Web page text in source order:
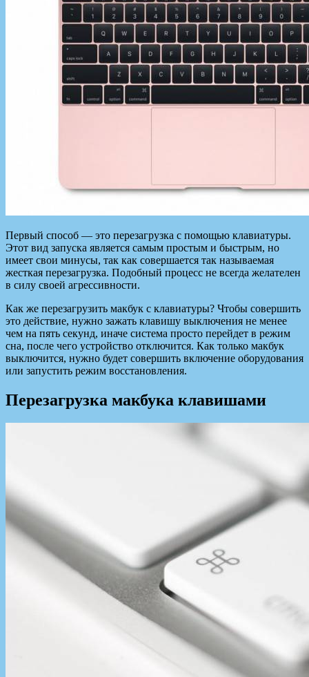
Первый способ — это перезагрузка с помощью клавиатуры.
Этот вид запуска является самым простым и быстрым, но
имеет свои минусы, так как совершается так называемая
жесткая перезагрузка. Подобный процесс не всегда желателен
в силу своей агрессивности.
Как же перезагрузить макбук с клавиатуры? Чтобы совершить
это действие, нужно зажать клавишу выключения не менее
чем на пять секунд, иначе система просто перейдет в режим
сна, после чего устройство отключится. Как только макбук
выключится, нужно будет совершить включение оборудования
или запустить режим восстановления.
Перезагрузка макбука клавишами